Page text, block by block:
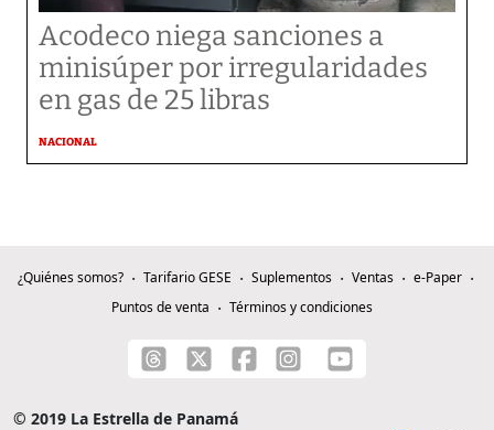
Acodeco niega sanciones a
minisúper por irregularidades
en gas de 25 libras
NACIONAL
¿Quiénes somos? Tarifario GESE Suplementos Ventas
e-Paper
Puntos de venta
Términos y condiciones
© 2019 La Estrella de Panamá